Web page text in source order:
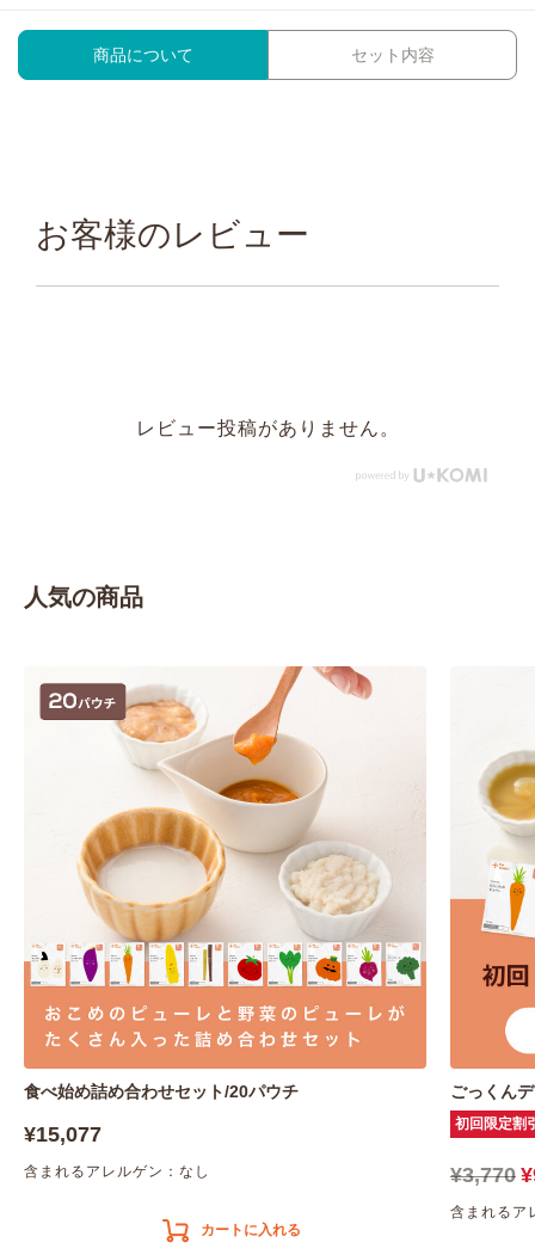
商品について セット内容
お客様のレビュー
レビュー投稿がありません。
人気の商品
食べ始め詰め合わせセット/20パウチ
¥15,077
含まれるアレルゲン：なし
カートに入れる
ごっくん
初回限定割
¥3,770
含まれるア